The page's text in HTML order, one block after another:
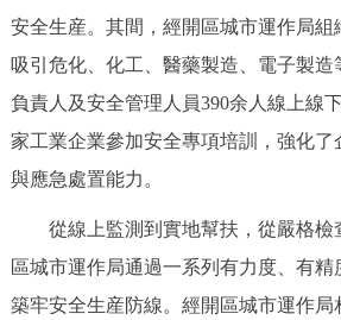
多語種
ENGLISH 한국어
DEUTSCH
ESPAÑOL العربية
ITALIANO
安全生産。其間，經開區城市運作局組
吸引危化、化工、醫藥製造、電子製造
負責人及安全管理人員390余人線上線
家工業企業參加安全專項培訓，強化了
與應急處置能力。
從線上監測到實地幫扶，從嚴格檢
區城市運作局通過一系列有力度、有
築牢安全生産防線。經開區城市運作局